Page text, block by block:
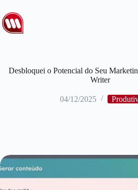
Desbloquei o Potencial do Seu
Writer
04/12/2025